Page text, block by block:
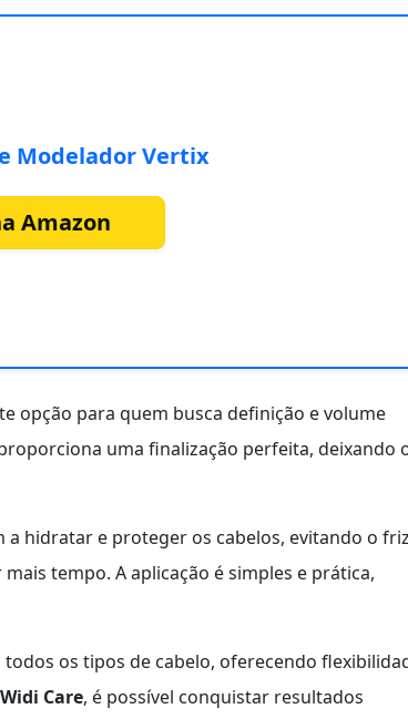
Modelador Vertix
Amazon
opção para quem busca definição e volume
uma finalização perfeita, deixando
hidratar e proteger os cabelos, evitando o
tempo. A aplicação é simples e prática,
os tipos de cabelo, oferecendo
Care, é possível conquistar resultados